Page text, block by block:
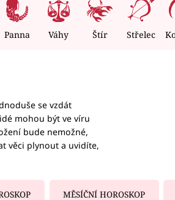
Panna Váhy Štír Střelec
se vzdát
mohou být ve víru
bude nemožné,
věci plynout a uvidíte,
MĚSÍČNÍ HOROSKOP